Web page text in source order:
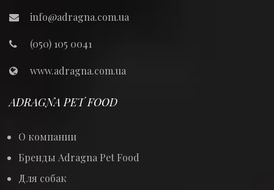
info@adragna.com.ua
(050) 105 0041
www.adragna.com.ua
ADRAGNA PET FOOD
О компании
Бренды Adragna Pet Food
Для собак